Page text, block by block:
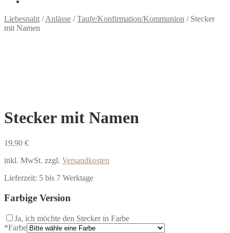
Liebesnaht /Anlässe /Taufe/Konfirmation/Kommunion / Stecker
mit Namen
Stecker mit Namen
19,90 €
inkl. MwSt. zzgl. Versandkosten
Lieferzeit: 5 bis 7 Werktage
Farbige Version
Ja, ich möchte den Stecker in Farbe
*Farbe